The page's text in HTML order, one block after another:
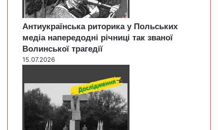
Антиукраїнська риторика у Польських
медіа напередодні річниці так званої
Волинської трагедії
15.07.2026